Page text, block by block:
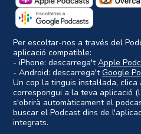
Per escoltar-nos a través del
aplicació compatible:
- iPhone: descarrega'tApple
- Android: descarrega'tGoogle
Un cop la tinguis instal·lada,
correspongui a la teva aplicació
s'obrirà automàticament el
buscar el Podcast dins de
integrats.